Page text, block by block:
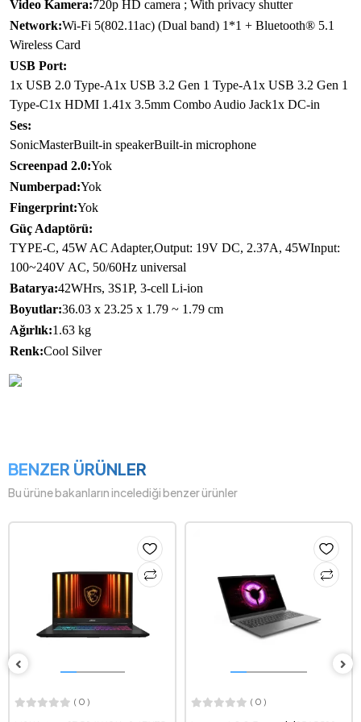
Video Kamera:720p HD camera ; With privacy shutter
Network:Wi-Fi 5(802.11ac) (Dual band) 1*1 + Bluetooth® 5.1
Wireless Card
USB Port:
1x USB 2.0 Type-A1x USB 3.2 Gen 1 Type-A1x USB 3.2 Gen 1
Type-C1x HDMI 1.41x 3.5mm Combo Audio Jack1x DC-in
Ses:
SonicMasterBuilt-in speakerBuilt-in microphone
Screenpad 2.0:Yok
Numberpad:Yok
Fingerprint:Yok
Güç Adaptörü:
TYPE-C, 45W AC Adapter,Output: 19V DC, 2.37A, 45WInput:
100~240V AC, 50/60Hz universal
Batarya:42WHrs, 3S1P, 3-cell Li-ion
Boyutlar:36.03 x 23.25 x 1.79 ~ 1.79 cm
Ağırlık:1.63 kg
Renk:Cool Silver
BENZER ÜRÜNLER
Bu ürüne bakanların incelediği benzer ürünler
( 0 ) ( 0 )